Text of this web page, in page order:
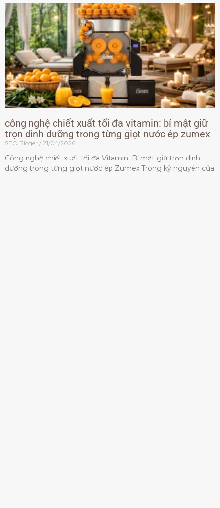
công nghệ chiết xuất tối đa vitamin: bí mật giữ
trọn dinh dưỡng trong từng giọt nước ép zumex
SEO Bloger 21/04/2026
Công nghệ chiết xuất tối đa Vitamin: Bí mật giữ trọn dinh
dưỡng trong từng giọt nước ép Zumex Trong kỷ nguyên của